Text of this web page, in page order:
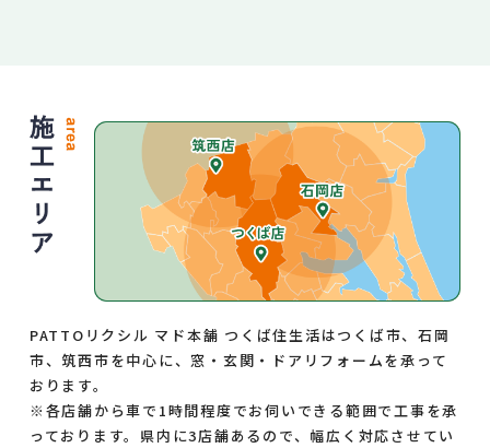
PATTOリクシル マド本舗 つくば住生活はつくば市、石岡
市、筑西市を中心に、窓・玄関・ドアリフォームを承って
おります。
※各店舗から車で1時間程度でお伺いできる範囲で工事を承
っております。県内に3店舗あるので、幅広く対応させてい